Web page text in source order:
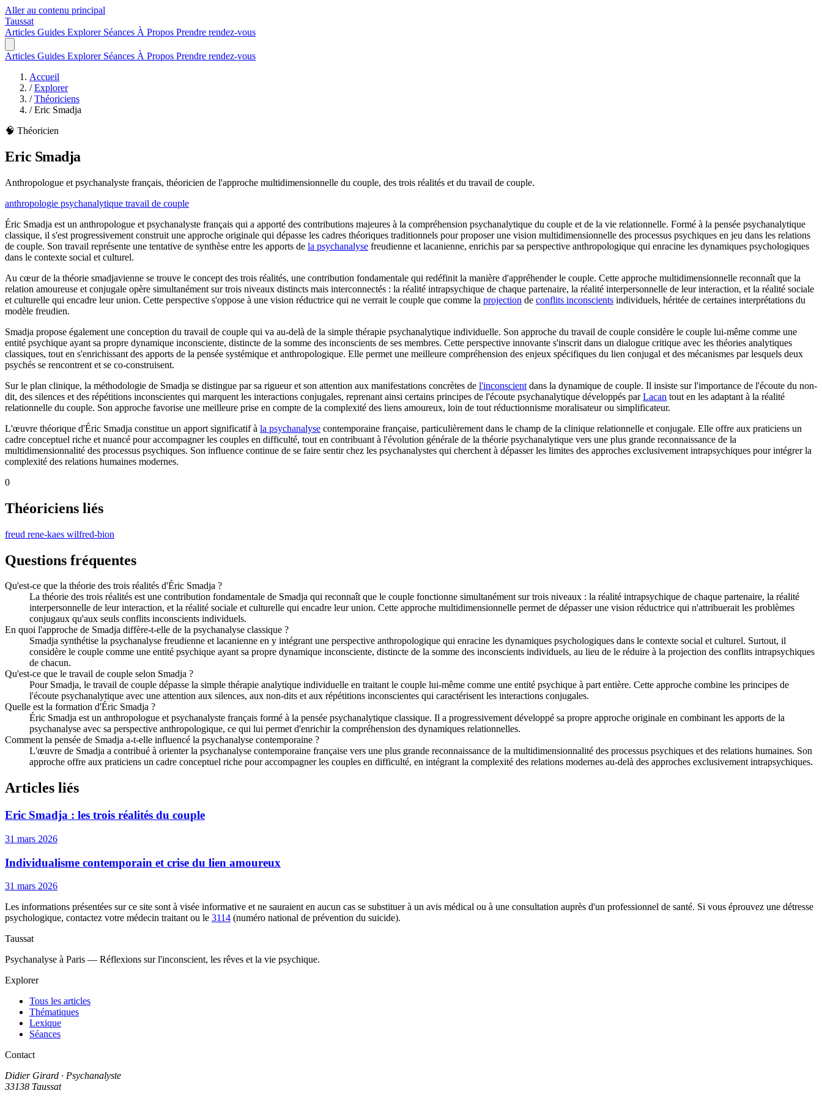
Aller au contenu principal
Taussat
Articles Guides Explorer Séances À Propos Prendre rendez-vous
Articles Guides Explorer Séances À Propos Prendre rendez-vous
Accueil
/ Explorer
/ Théoriciens
/ Eric Smadja
🧠 Théoricien
Eric Smadja
Anthropologue et psychanalyste français, théoricien de l'approche multidimensionnelle du couple, des trois réalités et du travail de couple.
anthropologie psychanalytique travail de couple
Éric Smadja est un anthropologue et psychanalyste français qui a apporté des contributions majeures à la compréhension psychanalytique du couple et de la vie relationnelle. Formé à la pensée psychanalytique
classique, il s'est progressivement construit une approche originale qui dépasse les cadres théoriques traditionnels pour proposer une vision multidimensionnelle des processus psychiques en jeu dans les relations
de couple. Son travail représente une tentative de synthèse entre les apports de la psychanalyse freudienne et lacanienne, enrichis par sa perspective anthropologique qui enracine les dynamiques psychologiques
dans le contexte social et culturel.
Au cœur de la théorie smadjavienne se trouve le concept des trois réalités, une contribution fondamentale qui redéfinit la manière d'appréhender le couple. Cette approche multidimensionnelle reconnaît que la
relation amoureuse et conjugale opère simultanément sur trois niveaux distincts mais interconnectés : la réalité intrapsychique de chaque partenaire, la réalité interpersonnelle de leur interaction, et la réalité sociale
et culturelle qui encadre leur union. Cette perspective s'oppose à une vision réductrice qui ne verrait le couple que comme la projection de conflits inconscients individuels, héritée de certaines interprétations du
modèle freudien.
Smadja propose également une conception du travail de couple qui va au-delà de la simple thérapie psychanalytique individuelle. Son approche du travail de couple considère le couple lui-même comme une
entité psychique ayant sa propre dynamique inconsciente, distincte de la somme des inconscients de ses membres. Cette perspective innovante s'inscrit dans un dialogue critique avec les théories analytiques
classiques, tout en s'enrichissant des apports de la pensée systémique et anthropologique. Elle permet une meilleure compréhension des enjeux spécifiques du lien conjugal et des mécanismes par lesquels deux
psychés se rencontrent et se co-construisent.
Sur le plan clinique, la méthodologie de Smadja se distingue par sa rigueur et son attention aux manifestations concrètes de l'inconscient dans la dynamique de couple. Il insiste sur l'importance de l'écoute du non-
dit, des silences et des répétitions inconscientes qui marquent les interactions conjugales, reprenant ainsi certains principes de l'écoute psychanalytique développés parLacan tout en les adaptant à la réalité
relationnelle du couple. Son approche favorise une meilleure prise en compte de la complexité des liens amoureux, loin de tout réductionnisme moralisateur ou simplificateur.
L'œuvre théorique d'Éric Smadja constitue un apport significatif à la psychanalyse contemporaine française, particulièrement dans le champ de la clinique relationnelle et conjugale. Elle offre aux praticiens un
cadre conceptuel riche et nuancé pour accompagner les couples en difficulté, tout en contribuant à l'évolution générale de la théorie psychanalytique vers une plus grande reconnaissance de la
multidimensionnalité des processus psychiques. Son influence continue de se faire sentir chez les psychanalystes qui cherchent à dépasser les limites des approches exclusivement intrapsychiques pour intégrer la
complexité des relations humaines modernes.
0
Théoriciens liés
freud rene-kaes wilfred-bion
Questions fréquentes
Qu'est-ce que la théorie des trois réalités d'Éric Smadja ?
La théorie des trois réalités est une contribution fondamentale de Smadja qui reconnaît que le couple fonctionne simultanément sur trois niveaux : la réalité intrapsychique de chaque partenaire, la réalité
interpersonnelle de leur interaction, et la réalité sociale et culturelle qui encadre leur union. Cette approche multidimensionnelle permet de dépasser une vision réductrice qui n'attribuerait les problèmes
conjugaux qu'aux seuls conflits inconscients individuels.
En quoi l'approche de Smadja diffère-t-elle de la psychanalyse classique ?
Smadja synthétise la psychanalyse freudienne et lacanienne en y intégrant une perspective anthropologique qui enracine les dynamiques psychologiques dans le contexte social et culturel. Surtout, il
considère le couple comme une entité psychique ayant sa propre dynamique inconsciente, distincte de la somme des inconscients individuels, au lieu de le réduire à la projection des conflits intrapsychiques
de chacun.
Qu'est-ce que le travail de couple selon Smadja ?
Pour Smadja, le travail de couple dépasse la simple thérapie analytique individuelle en traitant le couple lui-même comme une entité psychique à part entière. Cette approche combine les principes de
l'écoute psychanalytique avec une attention aux silences, aux non-dits et aux répétitions inconscientes qui caractérisent les interactions conjugales.
Quelle est la formation d'Éric Smadja ?
Éric Smadja est un anthropologue et psychanalyste français formé à la pensée psychanalytique classique. Il a progressivement développé sa propre approche originale en combinant les apports de la
psychanalyse avec sa perspective anthropologique, ce qui lui permet d'enrichir la compréhension des dynamiques relationnelles.
Comment la pensée de Smadja a-t-elle influencé la psychanalyse contemporaine ?
L'œuvre de Smadja a contribué à orienter la psychanalyse contemporaine française vers une plus grande reconnaissance de la multidimensionnalité des processus psychiques et des relations humaines. Son
approche offre aux praticiens un cadre conceptuel riche pour accompagner les couples en difficulté, en intégrant la complexité des relations modernes au-delà des approches exclusivement intrapsychiques.
Articles liés
Eric Smadja : les trois réalités du couple
31 mars 2026
Individualisme contemporain et crise du lien amoureux
31 mars 2026
Les informations présentées sur ce site sont à visée informative et ne sauraient en aucun cas se substituer à un avis médical ou à une consultation auprès d'un professionnel de santé. Si vous éprouvez une détresse
psychologique, contactez votre médecin traitant ou le 3114 (numéro national de prévention du suicide).
Taussat
Psychanalyse à Paris — Réflexions sur l'inconscient, les rêves et la vie psychique.
Explorer
Tous les articles
Thématiques
Lexique
Séances
Contact
Didier Girard · Psychanalyste
33138 Taussat